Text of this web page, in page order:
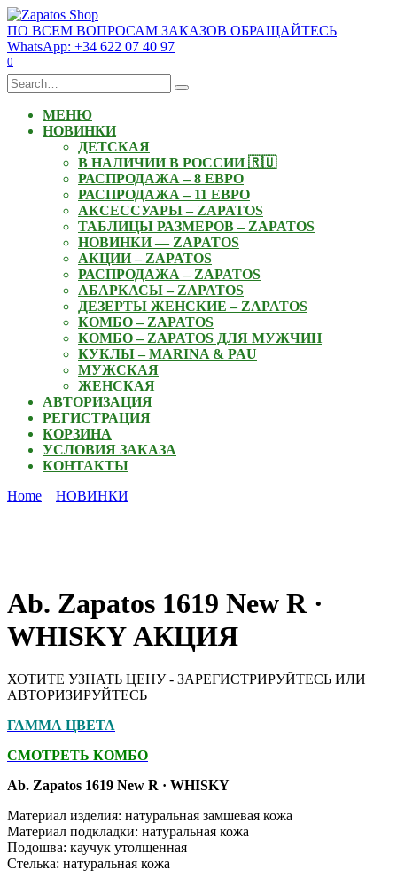
Skip
to
content
ПО ВСЕМ ВОПРОСАМ ЗАКАЗОВ ОБРАЩАЙТЕСЬ
WhatsApp: +34 622 07 40 97
0
Search
for:
МЕНЮ
НОВИНКИ
ДЕТСКАЯ
В НАЛИЧИИ В РОССИИ 🇷🇺
РАСПРОДАЖА – 8 ЕВРО
РАСПРОДАЖА – 11 ЕВРО
АКСЕССУАРЫ – ZAPATOS
ТАБЛИЦЫ РАЗМЕРОВ – ZAPATOS
НОВИНКИ — ZAPATOS
АКЦИИ – ZAPATOS
РАСПРОДАЖА – ZAPATOS
АБАРКАСЫ – ZAPATOS
ДЕЗЕРТЫ ЖЕНСКИЕ – ZAPATOS
КОМБО – ZAPATOS
КОМБО – ZAPATOS ДЛЯ МУЖЧИН
КУКЛЫ – MARINA & PAU
МУЖСКАЯ
ЖЕНСКАЯ
АВТОРИЗАЦИЯ
РЕГИСТРАЦИЯ
КОРЗИНА
УСЛОВИЯ ЗАКАЗА
КОНТАКТЫ
Home
НОВИНКИ
Ab. Zapatos 1619 New R ·
WHISKY АКЦИЯ
ХОТИТЕ УЗНАТЬ ЦЕНУ - ЗАРЕГИСТРИРУЙТЕСЬ ИЛИ
АВТОРИЗИРУЙТЕСЬ
ГАММА ЦВЕТА
СМОТРЕТЬ КОМБО
Ab. Zapatos 1619 New R · WHISKY
Материал изделия: натуральная замшевая кожа
Материал подкладки: натуральная кожа
Подошва: каучук утолщенная
Стелька: натуральная кожа